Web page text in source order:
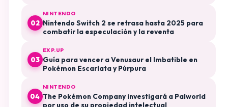
02
NINTENDO
Nintendo Switch 2 se retrasa hasta 2025 para
combatir la especulación y la reventa
03
EXP.UP
Guía para vencer a Venusaur el Imbatible en
Pokémon Escarlata y Púrpura
04
NINTENDO
The Pokémon Company investigará a Palworld
por uso de su propiedad intelectual